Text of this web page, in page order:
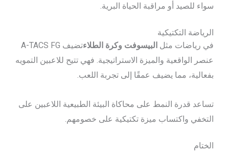
سواء للصيد أو مراقبة الحياة البرية.
الرياضة التكتيكية
في رياضات مثل البيسوفت وكرة الطلاء
تضيف A-TACS FG
عنصر الواقعية والميزة الاستراتيجية. فهي تتيح للاعبين التمويه
بفعالية، مما يضيف عمقًا إلى تجربة اللعب.
تساعد قدرة النمط على محاكاة البيئة الطبيعية اللاعبين على
التخفي واكتساب ميزة تكتيكية على خصومهم.
الختام